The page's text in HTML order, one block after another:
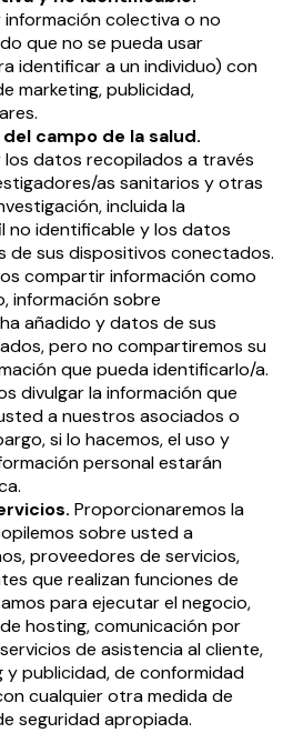
colectiva o no
que no se pueda usar
identificar a un individuo) con
marketing, publicidad,
campo de la salud.
datos recopilados a través
as sanitarios y otras
incluida la
no identificable y los datos
de sus dispositivos conectados.
compartir información como
información sobre
añadido y datos de sus
pero no compartiremos su
que pueda identificarlo/a.
divulgar la información que
a nuestros asociados o
si lo hacemos, el uso y
personal estarán
Proporcionaremos la
sobre usted a
proveedores de servicios,
que realizan funciones de
para ejecutar el negocio,
hosting, comunicación por
de asistencia al cliente,
y publicidad, de conformidad
cualquier otra medida de
seguridad apropiada.